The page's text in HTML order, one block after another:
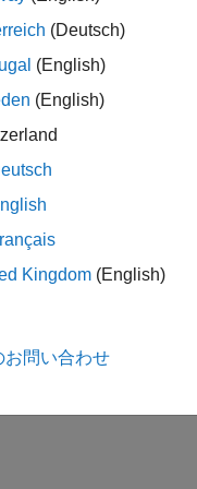
the previous time
to a Gazebo
more information see
Co-Simulation
and Gazebo
(Deutsch)
(English)
(English)
Kingdom (English)
お問い合わせ